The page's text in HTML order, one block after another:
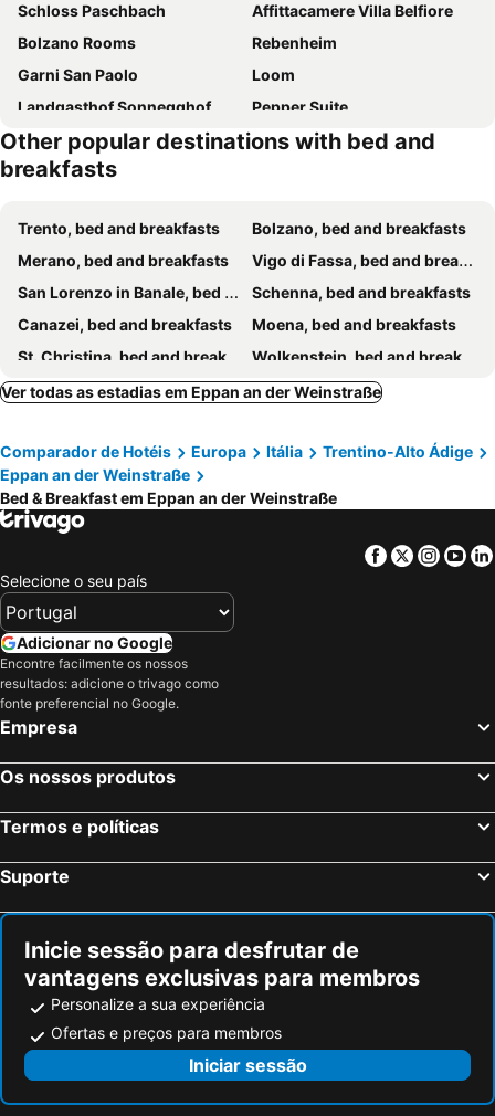
Schloss Paschbach
Affittacamere Villa Belfiore
Bolzano Rooms
Rebenheim
Garni San Paolo
Loom
Landgasthof Sonnegghof
Pepper Suite
Iceman Room's Central
Weingarten Terlan - Rooms & Breakfast
Agritur Maso Forcola
Other popular destinations with bed and
breakfasts
Trento, bed and breakfasts
Bolzano, bed and breakfasts
Merano, bed and breakfasts
Vigo di Fassa, bed and breakfasts
San Lorenzo in Banale, bed and breakfasts
Schenna, bed and breakfasts
Canazei, bed and breakfasts
Moena, bed and breakfasts
St. Christina, bed and breakfasts
Wolkenstein, bed and breakfasts
Nalles, bed and breakfasts
Levico Terme, bed and breakfasts
Bressanone, bed and breakfasts
Kastelruth, bed and breakfasts
Campitello di Fassa, bed and breakfasts
Algund, bed and breakfasts
Cavalese, bed and breakfasts
Pozza di Fassa, bed and breakfasts
St. Martin in Passeier, bed and breakfasts
Fondo, bed and breakfasts
Tramin an der Weinstrasse, bed and breakfasts
Lavis, bed and breakfasts
Andalo, bed and breakfasts
Coredo, bed and breakfasts
Flavon, bed and breakfasts
Rabbi, bed and breakfasts
Dorf Tirol, bed and breakfasts
Ver todas as estadias em Eppan an der Weinstraße
Comparador de Hotéis Europa Itália
Trentino-Alto Ádige
Eppan an der Weinstraße
Bed & Breakfast em Eppan an der Weinstraße
Facebook
Twitter
Selecione o seu país
Adicionar no Google
Encontre facilmente os nossos
resultados: adicione o trivago como
fonte preferencial no Google.
Empresa
Os nossos produtos
Termos e políticas
Suporte
Inicie sessão para desfrutar de
vantagens exclusivas para membros
Personalize a sua experiência
Ofertas e preços para membros
Iniciar sessão